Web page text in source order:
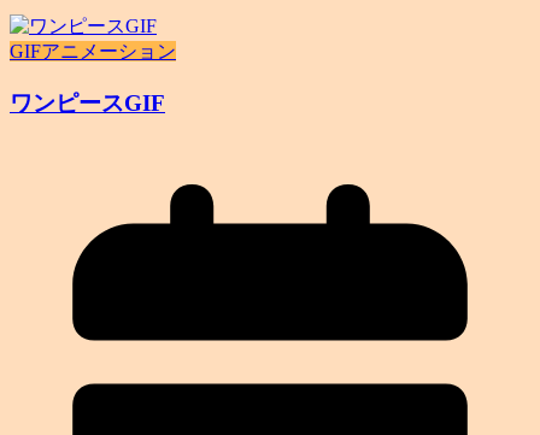
GIFアニメーション
ワンピースGIF